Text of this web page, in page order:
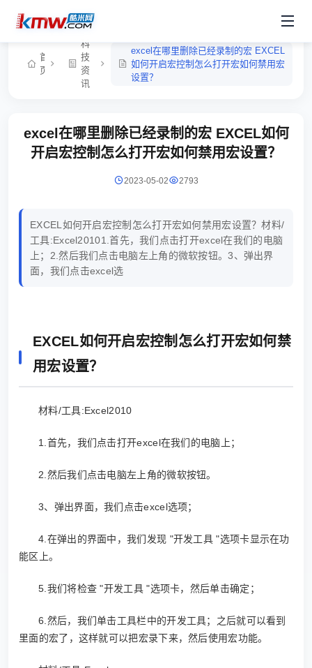
首
页
科
技
资
讯
excel在哪里删除已经录制的宏 EXCEL
如何开启宏控制怎么打开宏如何禁用宏
设置？
excel在哪里删除已经录制的宏 EXCEL如何
开启宏控制怎么打开宏如何禁用宏设置？
2023-05-02 2793
EXCEL如何开启宏控制怎么打开宏如何禁用宏设置？材料/
工具:Excel20101.首先，我们点击打开excel在我们的电脑
上；2.然后我们点击电脑左上角的微软按钮。3、弹出界
面，我们点击excel选
EXCEL如何开启宏控制怎么打开宏如何禁
用宏设置？
材料/工具:Excel2010
1.首先，我们点击打开excel在我们的电脑上；
2.然后我们点击电脑左上角的微软按钮。
3、弹出界面，我们点击excel选项；
4.在弹出的界面中，我们发现 "开发工具 "选项卡显示在功
能区上。
5.我们将检查 "开发工具 "选项卡，然后单击确定；
6.然后，我们单击工具栏中的开发工具；之后就可以看到
里面的宏了，这样就可以把宏录下来，然后使用宏功能。